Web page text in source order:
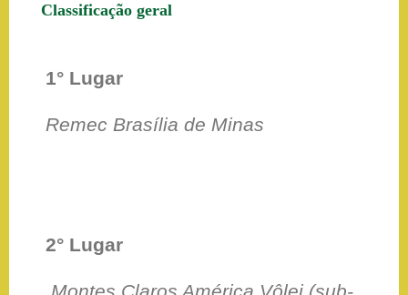
Classificação geral
1° Lugar
Remec Brasília de Minas
2° Lugar